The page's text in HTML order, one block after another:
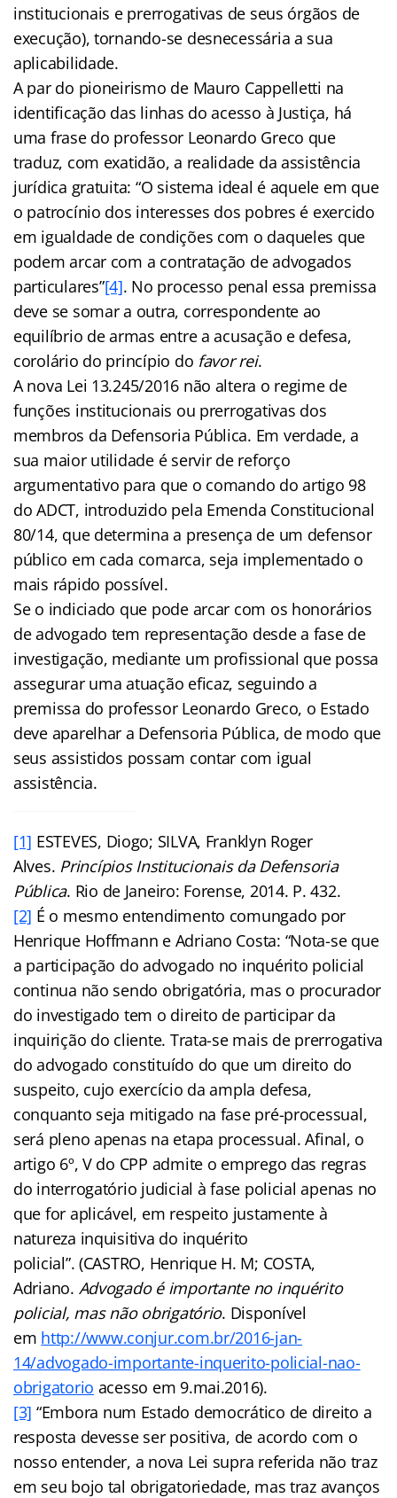
institucionais e prerrogativas de seus órgãos de
execução), tornando-se desnecessária a sua
aplicabilidade.
A par do pioneirismo de Mauro Cappelletti na
identificação das linhas do acesso à Justiça, há
uma frase do professor Leonardo Greco que
traduz, com exatidão, a realidade da assistência
jurídica gratuita: “O sistema ideal é aquele em que
o patrocínio dos interesses dos pobres é exercido
em igualdade de condições com o daqueles que
podem arcar com a contratação de advogados
particulares”[4]. No processo penal essa premissa
deve se somar a outra, correspondente ao
equilíbrio de armas entre a acusação e defesa,
corolário do princípio do favor rei.
A nova Lei 13.245/2016 não altera o regime de
funções institucionais ou prerrogativas dos
membros da Defensoria Pública. Em verdade, a
sua maior utilidade é servir de reforço
argumentativo para que o comando do artigo 98
do ADCT, introduzido pela Emenda Constitucional
80/14, que determina a presença de um defensor
público em cada comarca, seja implementado o
mais rápido possível.
Se o indiciado que pode arcar com os honorários
de advogado tem representação desde a fase de
investigação, mediante um profissional que possa
assegurar uma atuação eficaz, seguindo a
premissa do professor Leonardo Greco, o Estado
deve aparelhar a Defensoria Pública, de modo que
seus assistidos possam contar com igual
assistência.
[1] ESTEVES, Diogo; SILVA, Franklyn Roger
Alves. Princípios Institucionais da Defensoria
Pública. Rio de Janeiro: Forense, 2014. P. 432.
[2] É o mesmo entendimento comungado por
Henrique Hoffmann e Adriano Costa: “Nota-se que
a participação do advogado no inquérito policial
continua não sendo obrigatória, mas o procurador
do investigado tem o direito de participar da
inquirição do cliente. Trata-se mais de prerrogativa
do advogado constituído do que um direito do
suspeito, cujo exercício da ampla defesa,
conquanto seja mitigado na fase pré-processual,
será pleno apenas na etapa processual. Afinal, o
artigo 6º, V do CPP admite o emprego das regras
do interrogatório judicial à fase policial apenas no
que for aplicável, em respeito justamente à
natureza inquisitiva do inquérito
policial”. (CASTRO, Henrique H. M; COSTA,
Adriano. Advogado é importante no inquérito
policial, mas não obrigatório. Disponível
em http://www.conjur.com.br/2016-jan-
14/advogado-importante-inquerito-policial-nao-
obrigatorio acesso em 9.mai.2016).
[3] “Embora num Estado democrático de direito a
resposta devesse ser positiva, de acordo com o
nosso entender, a nova Lei supra referida não traz
em seu bojo tal obrigatoriedade, mas traz avanços